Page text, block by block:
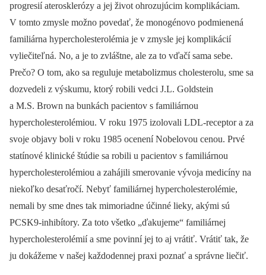
progresií aterosklerózy a jej život ohrozujúcim komplikáciam.
V tomto zmysle možno povedať, že monogénovo podmienená
familiárna hypercholesterolémia je v zmysle jej komplikácií
vyliečiteľná. No, a je to zvláštne, ale za to vďačí sama sebe.
Prečo? O tom, ako sa reguluje metabolizmus cholesterolu, sme sa
dozvedeli z výskumu, ktorý robili vedci J.L. Goldstein
a M.S. Brown na bunkách pacientov s familiárnou
hypercholesterolémiou. V roku 1975 izolovali LDL-receptor a za
svoje objavy boli v roku 1985 ocenení Nobelovou cenou. Prvé
statínové klinické štúdie sa robili u pacientov s familiárnou
hypercholesterolémiou a zahájili smerovanie vývoja medicíny na
niekoľko desaťročí. Nebyť familiárnej hypercholesterolémie,
nemali by sme dnes tak mimoriadne účinné lieky, akými sú
PCSK9-inhibítory. Za toto všetko „ďakujeme“ familiárnej
hypercholesterolémií a sme povinní jej to aj vrátiť. Vrátiť tak, že
ju dokážeme v našej každodennej praxi poznať a správne liečiť.